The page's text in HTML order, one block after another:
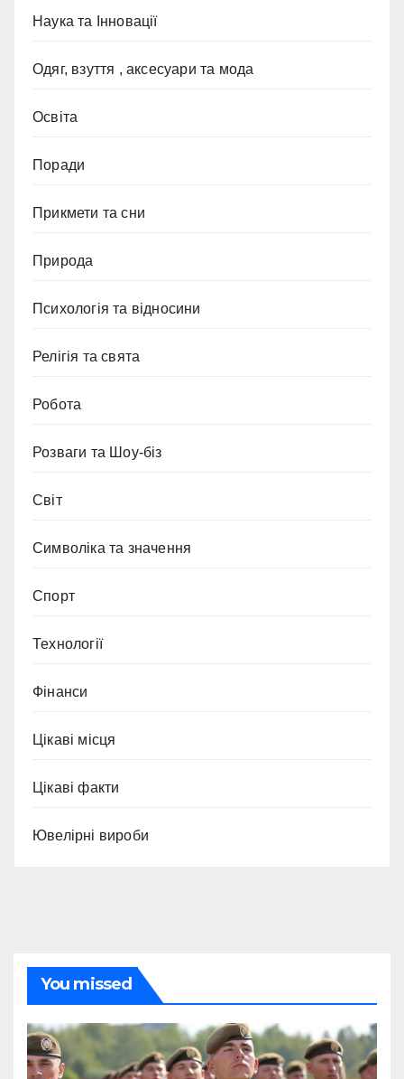
Наука та Інновації
Одяг, взуття , аксесуари та мода
Освіта
Поради
Прикмети та сни
Природа
Психологія та відносини
Релігія та свята
Робота
Розваги та Шоу-біз
Світ
Символіка та значення
Спорт
Технології
Фінанси
Цікаві місця
Цікаві факти
Ювелірні вироби
You missed